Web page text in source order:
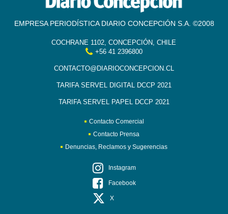
EMPRESA PERIODÍSTICA DIARIO CONCEPCIÓN S.A. ©2008
COCHRANE 1102, CONCEPCIÓN, CHILE
+56 41 2396800
CONTACTO@DIARIOCONCEPCION.CL
TARIFA SERVEL DIGITAL DCCP 2021
TARIFA SERVEL PAPEL DCCP 2021
Contacto Comercial
Contacto Prensa
Denuncias, Reclamos y Sugerencias
Instagram
Facebook
X